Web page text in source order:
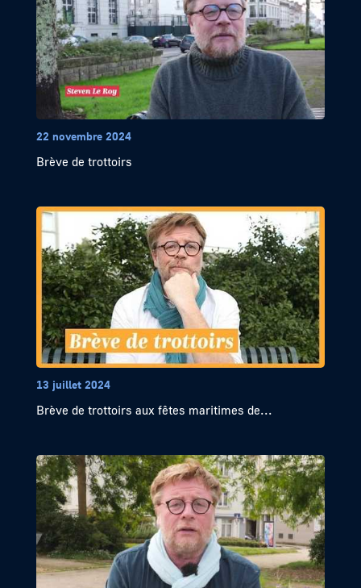
22 novembre 2024
Brève de trottoirs
13 juillet 2024
Brève de trottoirs aux fêtes maritimes de...